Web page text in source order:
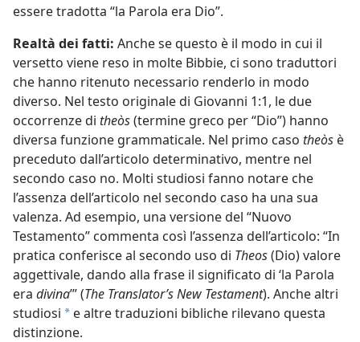
essere tradotta “la Parola era Dio”.
Realtà dei fatti: Anche se questo è il modo in cui il
versetto viene reso in molte Bibbie, ci sono traduttori
che hanno ritenuto necessario renderlo in modo
diverso. Nel testo originale di Giovanni 1:1, le due
occorrenze di theòs(termine greco per “Dio”) hanno
diversa funzione grammaticale. Nel primo caso theòs è
preceduto dall’articolo determinativo, mentre nel
secondo caso no. Molti studiosi fanno notare che
l’assenza dell’articolo nel secondo caso ha una sua
valenza. Ad esempio, una versione del “Nuovo
Testamento” commenta così l’assenza dell’articolo: “In
pratica conferisce al secondo uso di Theos(Dio) valore
aggettivale, dando alla frase il significato di ‘la Parola
era divina’” (The Translator’s New Testament). Anche altri
studiosi a e altre traduzioni bibliche rilevano questa
distinzione.